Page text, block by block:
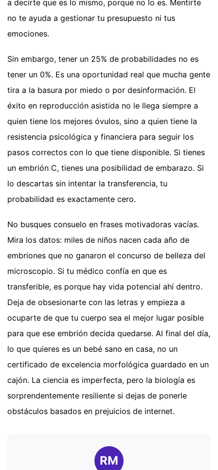
a decirte que es lo mismo, porque no lo es. Mentirte
no te ayuda a gestionar tu presupuesto ni tus
emociones.
Sin embargo, tener un 25% de probabilidades no es
tener un 0%. Es una oportunidad real que mucha gente
tira a la basura por miedo o por desinformación. El
éxito en reproducción asistida no le llega siempre a
quien tiene los mejores óvulos, sino a quien tiene la
resistencia psicológica y financiera para seguir los
pasos correctos con lo que tiene disponible. Si tienes
un embrión C, tienes una posibilidad de embarazo. Si
lo descartas sin intentar la transferencia, tu
probabilidad es exactamente cero.
No busques consuelo en frases motivadoras vacías.
Mira los datos: miles de niños nacen cada año de
embriones que no ganaron el concurso de belleza del
microscopio. Si tu médico confía en que es
transferible, es porque hay vida potencial ahí dentro.
Deja de obsesionarte con las letras y empieza a
ocuparte de que tu cuerpo sea el mejor lugar posible
para que ese embrión decida quedarse. Al final del día,
lo que quieres es un bebé sano en casa, no un
certificado de excelencia morfológica guardado en un
cajón. La ciencia es imperfecta, pero la biología es
sorprendentemente resiliente si dejas de ponerle
obstáculos basados en prejuicios de internet.
RM